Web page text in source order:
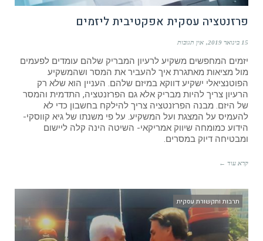
פרזנטציה עסקית אפקטיבית ליזמים
15 בינואר 2019 אין תגובות
יזמים המחפשים משקיע לרעיון המבריק שלהם עומדים לפעמים
מול מציאות מאתגרת איך להעביר את המסר ושהמשקיע
הפוטנציאלי ישקיע דווקא במיזם שלהם. העניין הוא שלא רק
הרעיון צריך להיות מבריק אלא גם הפרזנטציה, התדמית והמסר
של היזם. מבנה הפרזנטציה צריך להילקח בחשבון כדי לא
להעמיס על המצגת ועל המשקיע. על פי משנתו של גיא קווסקי-
הידוע כמומחה שיווק אמריקאי- השיטה הינה קלה ליישום
ומבטיחה דיוק במסרים.
קרא עוד ←
תרבות ותקשורת עסקית